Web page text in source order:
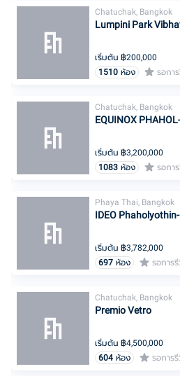
Chatuchak, Bangkok
Lumpini Park
เริ่มต้น ฿200,000
1510 ห้อง รอกา
Chatuchak, Bangkok
EQUINOX
เริ่มต้น ฿3,200,000
1083 ห้อง รอกา
Phaya Thai, Bangkok
IDEO
เริ่มต้น ฿3,782,000
697 ห้อง รอการ
Chatuchak, Bangkok
Premio Vetro
เริ่มต้น ฿4,500,000
604 ห้อง รอการ